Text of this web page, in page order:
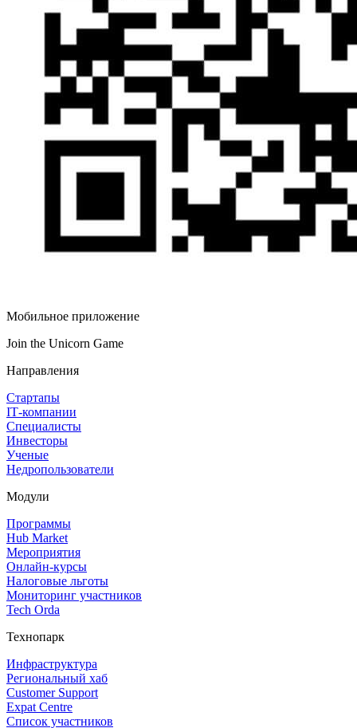
Мобильное приложение
Join the Unicorn Game
Направления
Стартапы
IT‑компании
Специалисты
Инвесторы
Ученые
Недропользователи
Модули
Программы
Hub Market
Мероприятия
Онлайн‑курсы
Налоговые льготы
Мониторинг участников
Tech Orda
Технопарк
Инфраструктура
Региональный хаб
Customer Support
Expat Centre
Список участников